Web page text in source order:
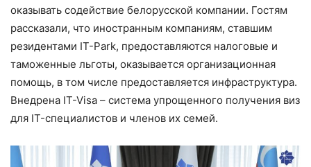
оказывать содействие белорусской компании. Гостям
рассказали, что иностранным компаниям, ставшим
резидентами IT-Park, предоставляются налоговые и
таможенные льготы, оказывается организационная
помощь, в том числе предоставляется инфраструктура.
Внедрена IT-Visa – система упрощенного получения виз
для IT-специалистов и членов их семей.